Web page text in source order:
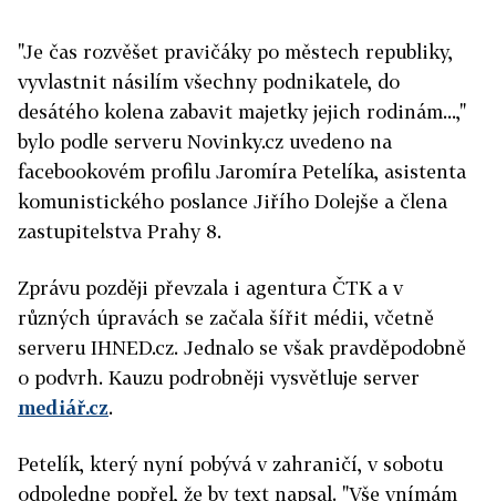
"Je čas rozvěšet pravičáky po městech republiky,
vyvlastnit násilím všechny podnikatele, do
desátého kolena zabavit majetky jejich rodinám...,"
bylo podle serveru Novinky.cz uvedeno na
facebookovém profilu Jaromíra Petelíka, asistenta
komunistického poslance Jiřího Dolejše a člena
zastupitelstva Prahy 8.
Zprávu později převzala i agentura ČTK a v
různých úpravách se začala šířit médii, včetně
serveru IHNED.cz. Jednalo se však pravděpodobně
o podvrh. Kauzu podrobněji vysvětluje server
mediář.cz.
Petelík, který nyní pobývá v zahraničí, v sobotu
odpoledne popřel, že by text napsal. "Vše vnímám